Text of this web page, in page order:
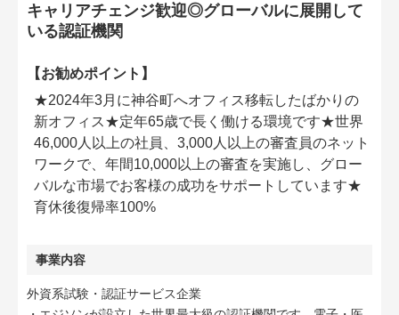
キャリアチェンジ歓迎◎グローバルに展開して
いる認証機関
【お勧めポイント】
★2024年3月に神谷町へオフィス移転したばかりの
新オフィス★定年65歳で長く働ける環境です★世界
46,000人以上の社員、3,000人以上の審査員のネット
ワークで、年間10,000以上の審査を実施し、グロー
バルな市場でお客様の成功をサポートしています★
育休後復帰率100%
事業内容
外資系試験・認証サービス企業